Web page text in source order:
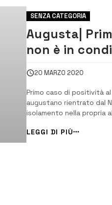
SENZA CATEGORIA
Augusta|
non è in
isolato in casa
20 MARZO 2020
Primo caso di positività
augustano rientrato dal
isolamento nella propria
augustano, rientrato, nei
[…]
LEGGI DI PIÙ